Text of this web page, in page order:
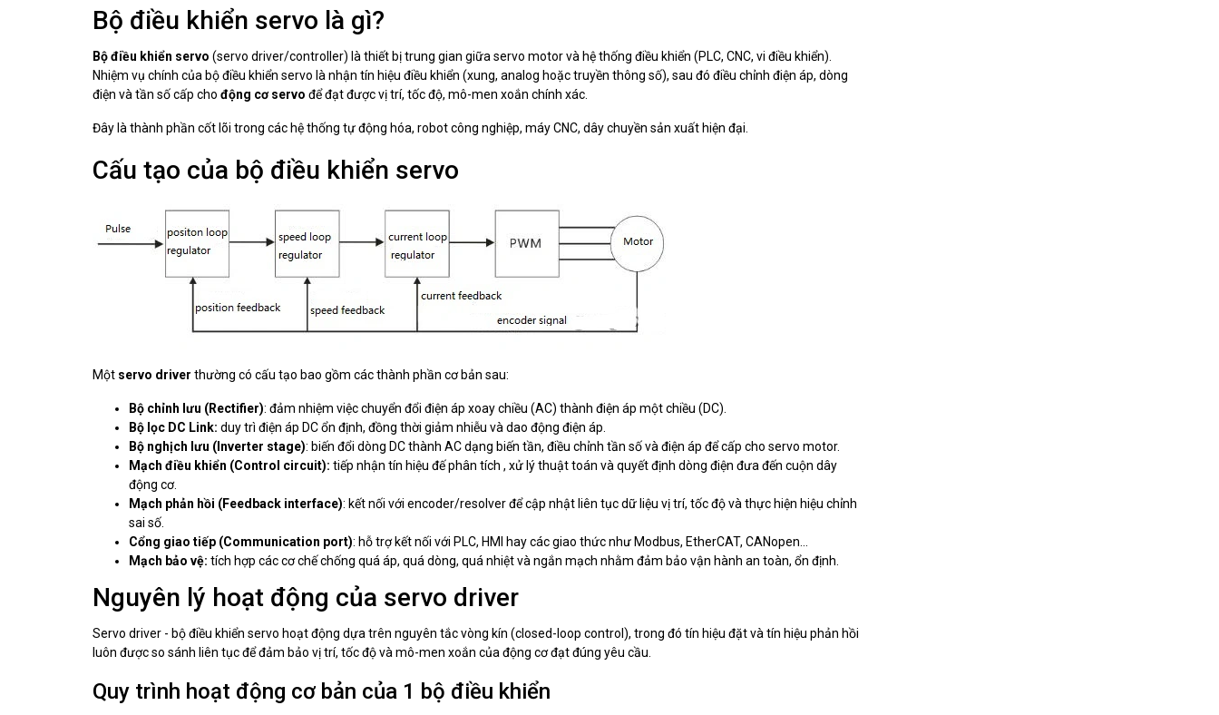
Bộ điều khiển servo là gì?
Bộ điều khiển servo (servo driver/controller) là thiết bị trung gian giữa servo motor và hệ thống điều khiển (PLC, CNC, vi điều khiển).
Nhiệm vụ chính của bộ điều khiển servo là nhận tín hiệu điều khiển (xung, analog hoặc truyền thông số), sau đó điều chỉnh điện áp, dòng
điện và tần số cấp cho động cơ servo để đạt được vị trí, tốc độ, mô-men xoắn chính xác.
Đây là thành phần cốt lõi trong các hệ thống tự động hóa, robot công nghiệp, máy CNC, dây chuyền sản xuất hiện đại.
Cấu tạo của bộ điều khiển servo
Một servo driver thường có cấu tạo bao gồm các thành phần cơ bản sau:
Bộ chỉnh lưu (Rectifier): đảm nhiệm việc chuyển đổi điện áp xoay chiều (AC) thành điện áp một chiều (DC).
Bộ lọc DC Link: duy trì điện áp DC ổn định, đồng thời giảm nhiễu và dao động điện áp.
Bộ nghịch lưu (Inverter stage): biến đổi dòng DC thành AC dạng biến tần, điều chỉnh tần số và điện áp để cấp cho servo motor.
Mạch điều khiển (Control circuit): tiếp nhận tín hiệu đế phân tích , xử lý thuật toán và quyết định dòng điện đưa đến cuộn dây
động cơ.
Mạch phản hồi (Feedback interface): kết nối với encoder/resolver để cập nhật liên tục dữ liệu vị trí, tốc độ và thực hiện hiệu chỉnh
sai số.
Cổng giao tiếp (Communication port): hỗ trợ kết nối với PLC, HMI hay các giao thức như Modbus, EtherCAT, CANopen...
Mạch bảo vệ: tích hợp các cơ chế chống quá áp, quá dòng, quá nhiệt và ngắn mạch nhằm đảm bảo vận hành an toàn, ổn định.
Nguyên lý hoạt động của servo driver
Servo driver - bộ điều khiển servo hoạt động dựa trên nguyên tắc vòng kín (closed-loop control), trong đó tín hiệu đặt và tín hiệu phản hồi
luôn được so sánh liên tục để đảm bảo vị trí, tốc độ và mô-men xoắn của động cơ đạt đúng yêu cầu.
Quy trình hoạt động cơ bản của 1 bộ điều khiển